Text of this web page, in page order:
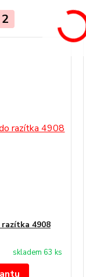
2
4908
skladem 63 ks